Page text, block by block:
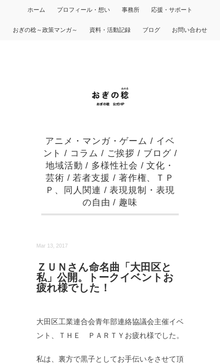
ホーム プロフィール・想い 事務所 応援・サポート
おぎの稔～政策マンガ～ 資料・活動記録 ブログ お問い合わせ
アニメ・マンガ・ゲーム / イベ
ント / コラム / ご挨拶 / ブログ/
地域活動 / 多様性社会 /文化・
芸術 /若者支援 / 著作権、ＴＰ
Ｐ、同人関連 /表現規制・表現
の自由 / 趣味
Mar 13, 2017
ＺＵＮさん命名曲「大田区と
私」公開。トークイベントお
疲れ様でした！
大田区工業連合会青年部連絡協議会主催イベ
ント、ＴＨＥ ＰＡＲＴＹお疲れ様でした。
私は、裏方で黒子としてお手伝いをさせて頂